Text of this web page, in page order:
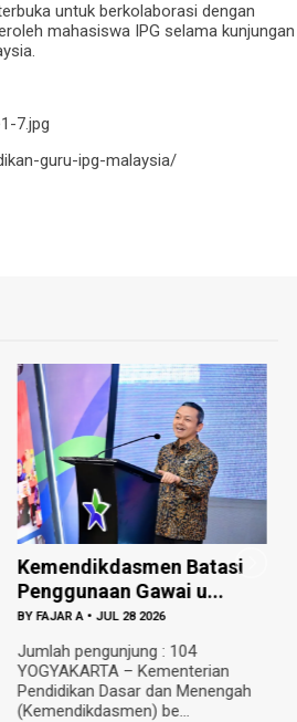
untuk berkolaborasi dengan
mahasiswa IPG selama kunjungan
7.jpg
guru-ipg-malaysia/
Kemendikdasmen Batasi
Penggunaan Gawai u...
BY FAJAR A • JUL 28 2026
Jumlah pengunjung : 104
YOGYAKARTA – Kementerian
Pendidikan Dasar dan Menengah
(Kemendikdasmen) be...